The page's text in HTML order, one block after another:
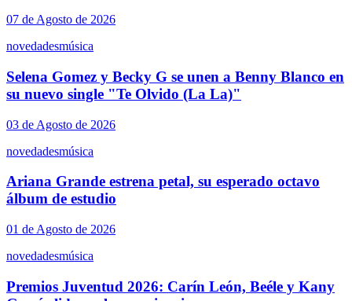
07 de Agosto de 2026
novedadesmúsica
Selena Gomez y Becky G se unen a Benny Blanco en
su nuevo single "Te Olvido (La La)"
03 de Agosto de 2026
novedadesmúsica
Ariana Grande estrena petal, su esperado octavo
álbum de estudio
01 de Agosto de 2026
novedadesmúsica
Premios Juventud 2026: Carín León, Beéle y Kany